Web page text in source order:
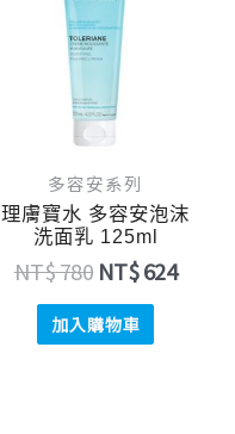
多容安系列
理膚寶水 多容安泡沫
洗面乳 125ml
NT$780
格：
NT$ 780。
NT$624
加入購物車